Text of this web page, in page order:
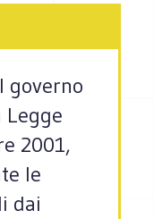
governo
2001,
le
dai